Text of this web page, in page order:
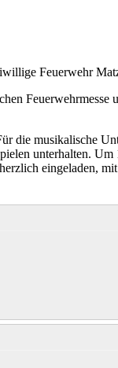
Feuerwehr
die musikalische
unterhalten.
eingeladen,